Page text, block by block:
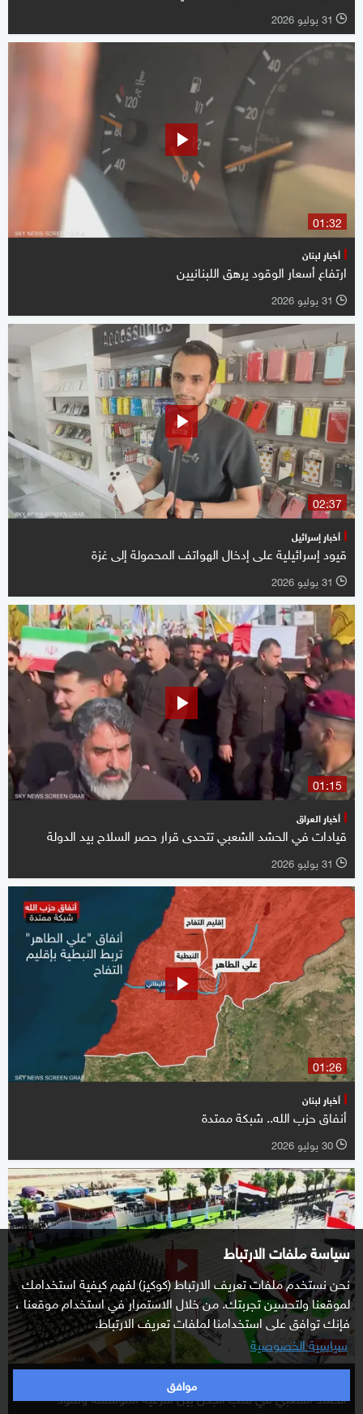
سياسة ملفات الارتباط
نحن نستخدم ملفات تعريف الارتباط (كوكيز) لفهم كيفية استخدامك
لموقعنا ولتحسين تجربتك. من خلال الاستمرار في استخدام موقعنا ،
فإنك توافق على استخدامنا لملفات تعريف الارتباط.
سياسية الخصوصية
موافق
l 31 يوليو 2026
01:32
أخبار لبنان
ارتفاع أسعار الوقود يرهق اللبنانيين
l 31 يوليو 2026
02:37
أخبار إسرائيل
قيود إسرائيلية على إدخال الهواتف المحمولة إلى غزة
l 31 يوليو 2026
01:15
أخبار العراق
قيادات في الحشد الشعبي تتحدى قرار حصر السلاح بيد الدولة
l 31 يوليو 2026
01:26
أخبار لبنان
أنفاق حزب الله.. شبكة ممتدة
l 30 يوليو 2026
02:14
الحشد الشعبي في قلب الجدل بين شرعية المؤسسة ونفوذ